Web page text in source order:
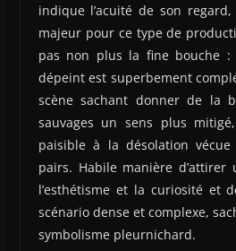
indique l’acuité de son
majeur pour ce type de
pas non plus la fine bouche :
dépeint est superbement
scène sachant donner de la
sauvages un sens plus
paisible à la désolation
pairs. Habile manière
l’esthétisme et la curiosité et
scénario dense et complexe,
symbolisme pleurnichard.